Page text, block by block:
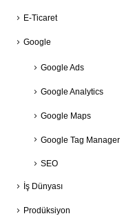
E-Ticaret
Google
Google Ads
Google Analytics
Google Maps
Google Tag Manager
SEO
İş Dünyası
Prodüksiyon